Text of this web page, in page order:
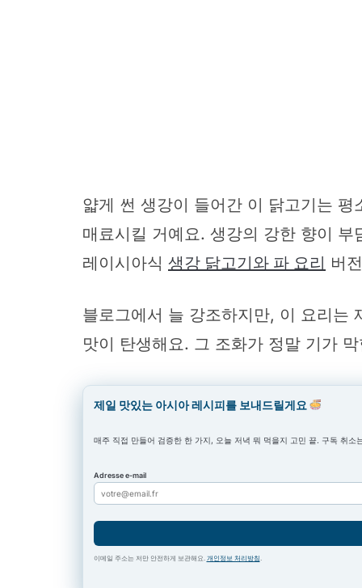
얇게 썬 생강이 들어간 이 닭고기는
매료시킬 거예요. 생강의 강한 향이
레이시아식 생강 닭고기와 파 요리 버
블로그에서 늘 강조하지만, 이 요리는
맛이 탄생해요. 그 조화가 정말 기가 막
제일 맛있는 아시아 레시피를 보내드릴게요
매주 직접 만들어 검증한 한 가지, 오늘 저녁 뭐 먹을지 고민 끝. 구독 취소
Adresse e-mail
이메일 주소는 저만 안전하게 보관해요. 개인정보 처리방침